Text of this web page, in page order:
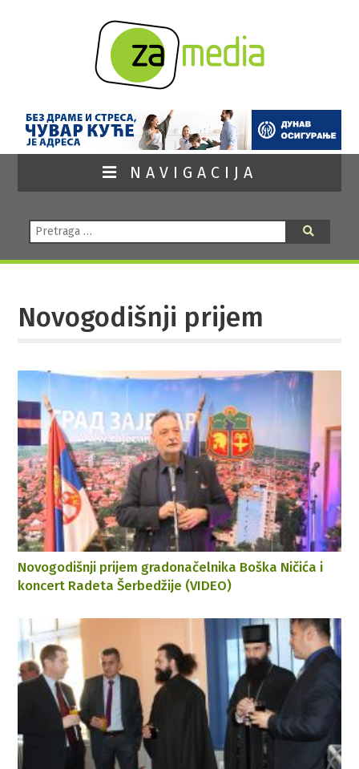
NAVIGACIJA
Pretraga:
Novogodišnji prijem
Novogodišnji prijem gradonačelnika Boška Ničića i
koncert Radeta Šerbedžije (VIDEO)